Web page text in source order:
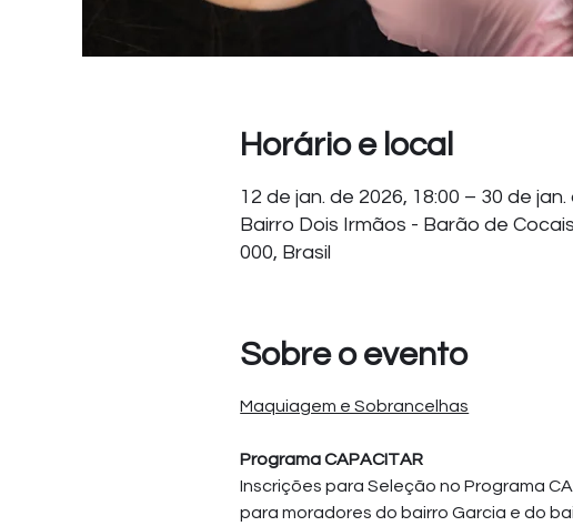
Horário e local
12 de jan. de 2026, 18:00 – 30 de jan.
Bairro Dois Irmãos - Barão de
000, Brasil
Sobre o evento
Maquiagem e Sobrancelhas
Programa CAPACITAR
Inscrições para Seleção no Programa
para moradores do bairro Garcia e do